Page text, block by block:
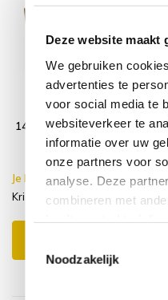
Deze website maakt
We gebruiken
advertenties te
voor social media te
websiteverkeer te
informatie over uw
onze partners voor
analyse. Deze
combineren met
Noodzakelijk
tuintafel
140x90xH77,5 cm
teak
-
Je bespaart €10.00,-
Krista dining tuintafel + Service